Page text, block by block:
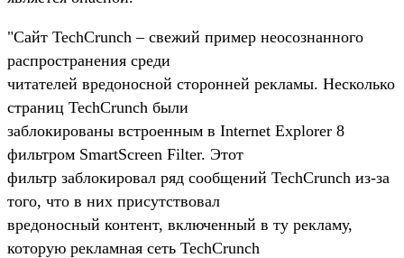
"Сайт TechCrunch – свежий пример неосознанного
распространения среди
читателей вредоносной сторонней рекламы. Несколько
страниц TechCrunch были
заблокированы встроенным в Internet Explorer 8
фильтром SmartScreen Filter. Этот
фильтр заблокировал ряд сообщений TechCrunch из-за
того, что в них присутствовал
вредоносный контент, включенный в ту рекламу,
которую рекламная сеть TechCrunch